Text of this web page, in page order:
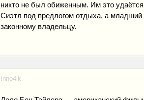
никто не был обиженным. Им это
Сиэтл под предлогом отдыха, а младший
законному владельцу.
Inno4ik